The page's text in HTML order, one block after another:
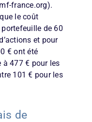
france.org).
le coût
de 60
et pour
€ ont été
à 477 € pour les
101 € pour les
de